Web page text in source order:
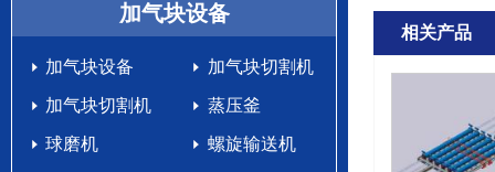
加气块设备
加气块设备 加气块切割机
加气块切割机 蒸压釜
球磨机 螺旋输送机
相关产品